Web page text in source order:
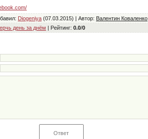
: Diogeniya (07.03.2015) | Автор: Валентин Коваленко
день за днём | Рейтинг: 0.0/0